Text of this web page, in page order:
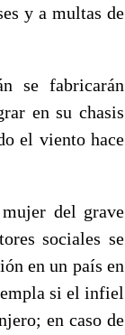
y a multas de
se fabricarán
en su chasis
el viento hace
del grave
sociales se
en un país en
si el infiel
en caso de